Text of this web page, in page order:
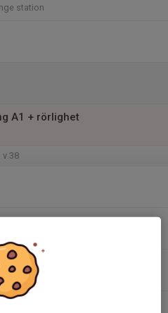
station
A1 + rörlighet
v.38
station